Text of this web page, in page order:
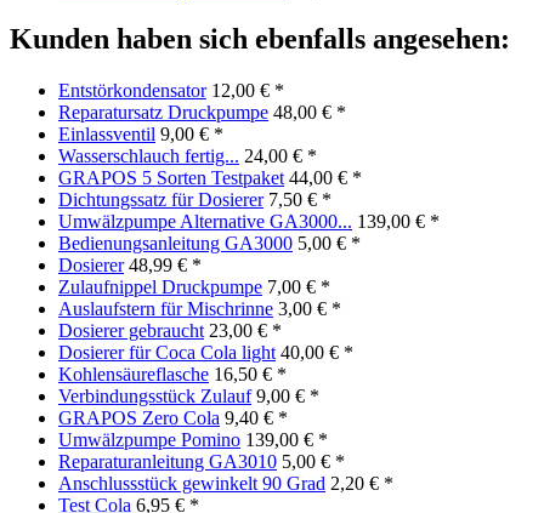
Kunden haben sich ebenfalls angesehen:
Entstörkondensator 12,00 € *
Reparatursatz Druckpumpe 48,00 € *
Einlassventil 9,00 € *
Wasserschlauch fertig... 24,00 € *
GRAPOS 5 Sorten Testpaket 44,00 € *
Dichtungssatz für Dosierer 7,50 € *
Umwälzpumpe Alternative GA3000... 139,00 € *
Bedienungsanleitung GA3000 5,00 € *
Dosierer 48,99 € *
Zulaufnippel Druckpumpe 7,00 € *
Auslaufstern für Mischrinne 3,00 € *
Dosierer gebraucht 23,00 € *
Dosierer für Coca Cola light 40,00 € *
Kohlensäureflasche 16,50 € *
Verbindungsstück Zulauf 9,00 € *
GRAPOS Zero Cola 9,40 € *
Umwälzpumpe Pomino 139,00 € *
Reparaturanleitung GA3010 5,00 € *
Anschlussstück gewinkelt 90 Grad 2,20 € *
Test Cola 6,95 € *